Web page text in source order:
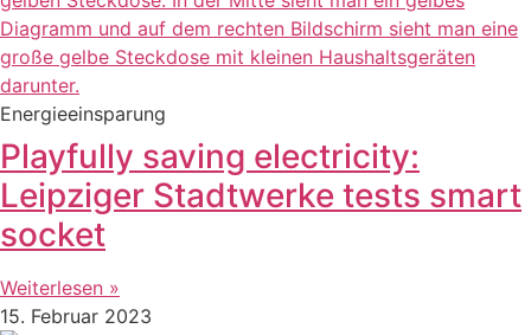
Energieeinsparung
Playfully saving electricity:
Leipziger Stadtwerke tests smart
socket
Weiterlesen »
15. Februar 2023